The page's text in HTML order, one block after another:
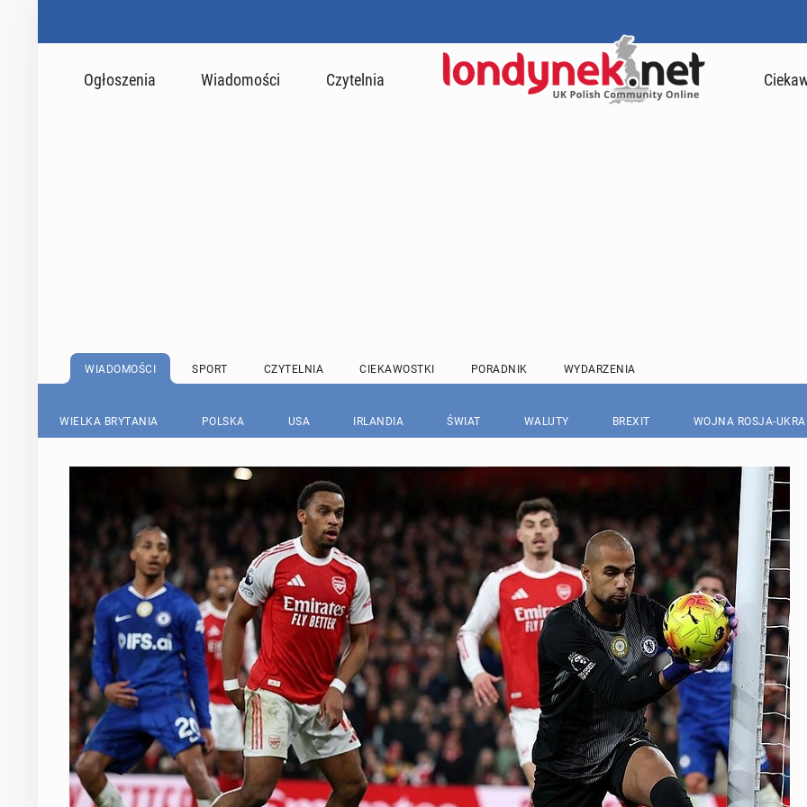
Ogłoszenia Wiadomości Czytelnia
WIADOMOŚCI SPORT CZYTELNIA CIEKAWOSTKI PORADNIK WYDARZENIA
WIELKA BRYTANIA POLSKA USA IRLANDIA ŚWIAT WALUTY BREXIT WOJNA ROSJA-